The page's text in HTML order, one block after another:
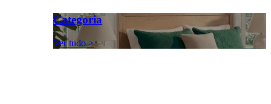
Categoria
Ver tudo >